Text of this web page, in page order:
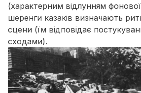
(характерним відлунням
шеренги казаків визначають
сцени (їм відповідає
сходами).